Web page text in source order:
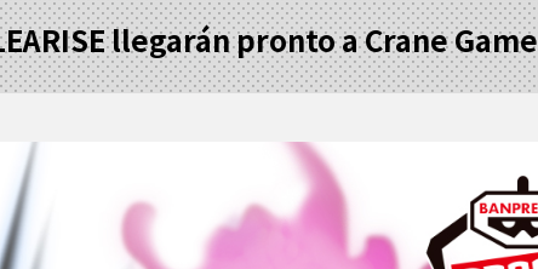
llegarán pronto a Crane